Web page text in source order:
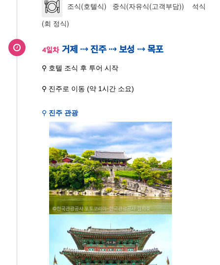
조식(호텔식) 중식(자유식(고객부담)) 석식
(회 정식)
4일차 거제 ⇢ 진주 ⇢ 보성 ⇢ 목포
⚲ 호텔 조식 후 투어 시작
⚲ 진주로 이동 (약 1시간 소요)
⚲ 진주 관광